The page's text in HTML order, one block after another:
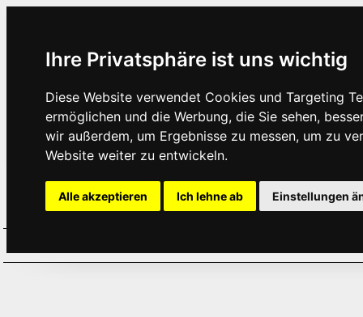
Ihre Privatsphäre ist uns wichtig
Diese Website verwendet Cookies und Targeting
ermöglichen und die Werbung, die Sie sehen,
wir außerdem, um Ergebnisse zu messen, um zu
Website weiter zu entwickeln.
Alle akzeptieren Ich lehne ab Einstellungen